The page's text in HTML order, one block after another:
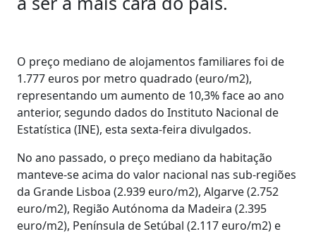
O preço mediano de alojamentos familiares foi de
1.777 euros por metro quadrado (euro/m2),
representando um aumento de 10,3% face ao ano
anterior, segundo dados do Instituto Nacional de
Estatística (INE), esta sexta-feira divulgados.
No ano passado, o preço mediano da habitação
manteve-se acima do valor nacional nas sub-regiões
da Grande Lisboa (2.939 euro/m2), Algarve (2.752
euro/m2), Região Autónoma da Madeira (2.395
euro/m2), Península de Setúbal (2.117 euro/m2) e